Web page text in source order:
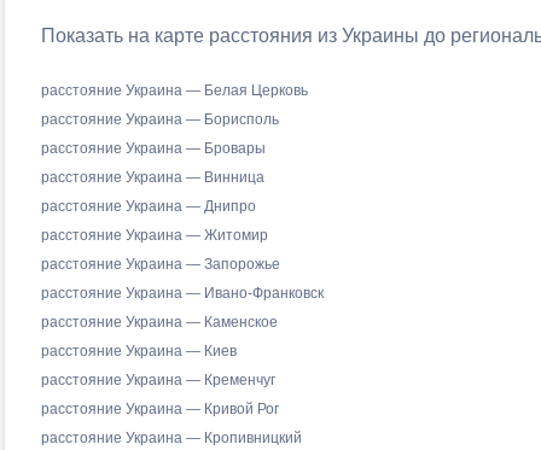
Показать на карте расстояния из Украины до
расстояние Украина — Белая Церковь
расстояние Украина — Борисполь
расстояние Украина — Бровары
расстояние Украина — Винница
расстояние Украина — Днипро
расстояние Украина — Житомир
расстояние Украина — Запорожье
расстояние Украина — Ивано-Франковск
расстояние Украина — Каменское
расстояние Украина — Киев
расстояние Украина — Кременчуг
расстояние Украина — Кривой Рог
расстояние Украина — Кропивницкий